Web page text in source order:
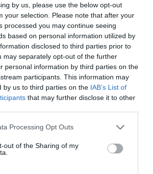
by us, please use the below opt-out
your selection. Please note that after your
processed you may continue seeing
based on personal information utilized by
disclosed to third parties prior to
may separately opt-out of the further
personal information by third parties on the
participants. This information may
by us to third parties on the IAB’s List of
that may further disclose it to other
Processing Opt Outs
out of the Sharing of my